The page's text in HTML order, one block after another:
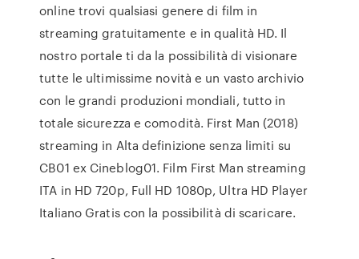
online trovi qualsiasi genere di film in
streaming gratuitamente e in qualità HD. Il
nostro portale ti da la possibilità di visionare
tutte le ultimissime novità e un vasto archivio
con le grandi produzioni mondiali, tutto in
totale sicurezza e comodità. First Man (2018)
streaming in Alta definizione senza limiti su
CB01 ex Cineblog01. Film First Man streaming
ITA in HD 720p, Full HD 1080p, Ultra HD Player
Italiano Gratis con la possibilità di scaricare.